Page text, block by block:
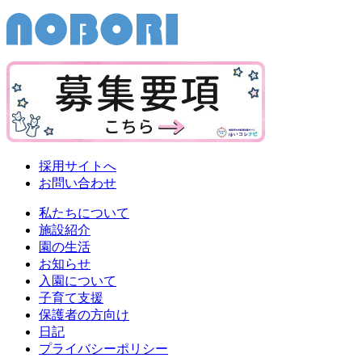
採用サイトへ
お問い合わせ
私たちについて
施設紹介
園の生活
お知らせ
入園について
子育て支援
保護者の方向け
日記
プライバシーポリシー